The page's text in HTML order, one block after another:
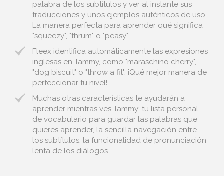
palabra de los subtítulos y ver al instante sus
traducciones y unos ejemplos auténticos de uso.
La manera perfecta para aprender qué significa
"squeezy", "thrum" o "peasy".
Fleex identifica automáticamente las expresiones
inglesas en Tammy, como "maraschino cherry",
"dog biscuit" o "throw a fit". ¡Qué mejor manera de
perfeccionar tu nivel!
Muchas otras características te ayudarán a
aprender mientras ves Tammy: tu lista personal
de vocabulario para guardar las palabras que
quieres aprender, la sencilla navegación entre
los subtítulos, la funcionalidad de pronunciación
lenta de los diálogos...